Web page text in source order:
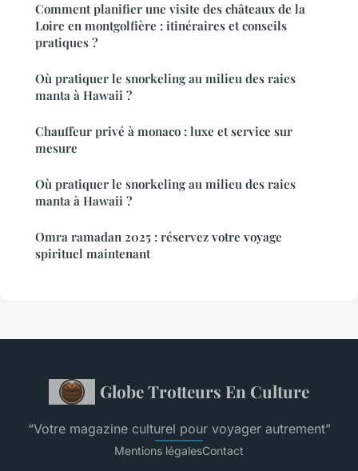
Comment planifier une visite des châteaux de la
Loire en montgolfière : itinéraires et conseils
pratiques ?
Où pratiquer le snorkeling au milieu des raies
manta à Hawaii ?
Chauffeur privé à monaco : luxe et service sur
mesure
Où pratiquer le snorkeling au milieu des raies
manta à Hawaii ?
Omra ramadan 2025 : réservez votre voyage
spirituel maintenant
Globe Trotteurs En Culture
“Votre magazine culturel pour voyager autrement”
Mentions légalesContact